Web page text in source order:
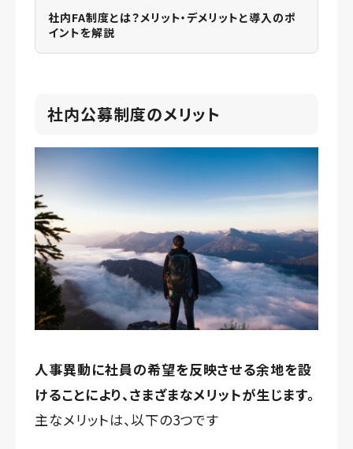
社内FA制度とは？メリット・デメリットと導入のポ
イントを解説
社内公募制度のメリット
人事異動に社員の希望を反映させる余地を設
けることにより、さまざまなメリットが生じます。
主なメリットは、以下の3つです